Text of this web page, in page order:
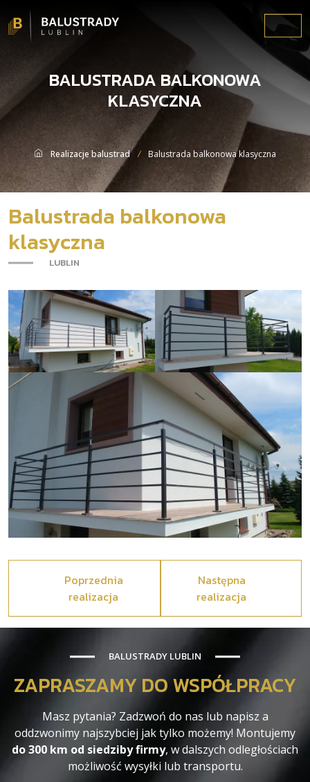
Menu
BALUSTRADA BALKONOWA
KLASYCZNA
Realizacje balustrad Balustrada balkonowa klasyczna
Balustrada balkonowa
klasyczna
- LUBLIN
Poprzednia
realizacja
Następna
realizacja
BALUSTRADY LUBLIN
ZAPRASZAMY DO WSPÓŁPRACY
Masz pytania? Zadzwoń do nas lub napisz a
oddzwonimy najszybciej jak tylko możemy! Montujemy
do 300 km od siedziby firmy, w dalszych odległościach
możliwość wysyłki lub transportu.